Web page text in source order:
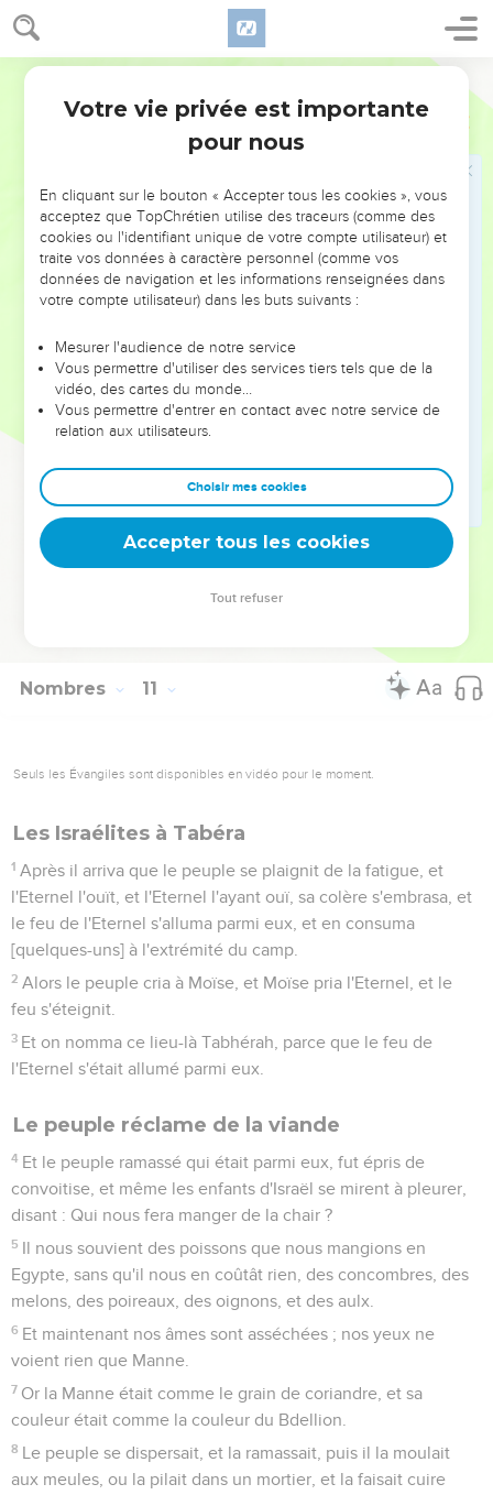
Nombres 10
Or Moïse dit à Hobab, fils de Réhuel Madianite, son beau-
père : Nous allons au lieu duquel l'Eternel a dit, je vous le
donnerai. Viens avec nous, et nous te ferons du bien ; car
Et Hobab lui répondit : Je n'y irai point, mais je m'en irai en
mon pays, et vers ma parenté.
Et Moïse lui dit : Je te prie, ne nous quitte point ; car tu
nous serviras de guide, parce que tu connais les lieux où
nous aurons à camper dans le désert.
Et il arrivera que quand tu seras venu avec nous, et que le
bien que l'Eternel nous doit faire sera arrivé, nous te ferons
Ainsi ils partirent de la montagne de l'Eternel, [et ils
marchèrent] le chemin de trois jours ; et l'Arche de l'alliance
de l'Eternel alla devant eux pendant le chemin de trois jours
pour chercher un lieu où ils se reposassent.
Et la nuée de l'Eternel était sur eux le jour, quand ils
partaient du lieu où ils avaient campé.
Or il arrivait qu'au départ de l'Arche, Moïse disait : Lève-
toi, ô Eternel, et tes ennemis seront dispersés, et ceux qui te
Nombres 11
Seuls les Évangiles sont disponibles en vidéo pour le moment.
Les Israélites à Tabéra
1 Après il arriva que le peuple se plaignit de la fatigue, et
l'Eternel l'ouït, et l'Eternel l'ayant ouï, sa colère s'embrasa, et
le feu de l'Eternel s'alluma parmi eux, et en consuma
[quelques-uns] à l'extrémité du camp.
2 Alors le peuple cria à Moïse, et Moïse pria l'Eternel, et le
feu s'éteignit.
3 Et on nomma ce lieu-là Tabhérah, parce que le feu de
l'Eternel s'était allumé parmi eux.
Le peuple réclame de la viande
4 Et le peuple ramassé qui était parmi eux, fut épris de
convoitise, et même les enfants d'Israël se mirent à pleurer,
disant : Qui nous fera manger de la chair ?
5 Il nous souvient des poissons que nous mangions en
Egypte, sans qu'il nous en coûtât rien, des concombres, des
melons, des poireaux, des oignons, et des aulx.
6 Et maintenant nos âmes sont asséchées ; nos yeux ne
voient rien que Manne.
7 Or la Manne était comme le grain de coriandre, et sa
couleur était comme la couleur du Bdellion.
8 Le peuple se dispersait, et la ramassait, puis il la moulait
aux meules, ou la pilait dans un mortier, et la faisait cuire
Votre vie privée est importante
pour nous
En cliquant sur le bouton « Accepter tous les cookies », vous
acceptez que TopChrétien utilise des traceurs (comme des
cookies ou l'identifiant unique de votre compte utilisateur) et
traite vos données à caractère personnel (comme vos
données de navigation et les informations renseignées dans
votre compte utilisateur) dans les buts suivants :
Mesurer l'audience de notre service
Vous permettre d'utiliser des services tiers tels que de la
vidéo, des cartes du monde…
Vous permettre d'entrer en contact avec notre service de
relation aux utilisateurs.
Choisir mes cookies
Accepter tous les cookies
Tout refuser